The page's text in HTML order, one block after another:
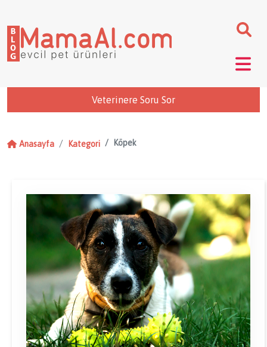
Veterinere Soru Sor
Anasayfa Kategori Köpek